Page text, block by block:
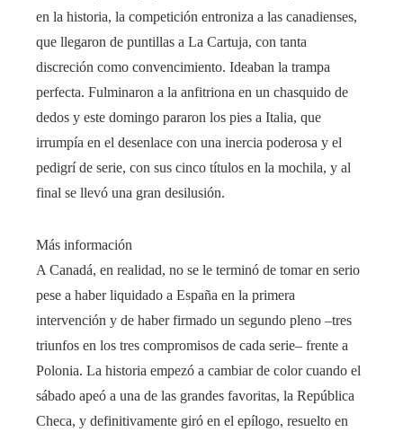
en la historia, la competición entroniza a las canadienses,
que llegaron de puntillas a La Cartuja, con tanta
discreción como convencimiento. Ideaban la trampa
perfecta. Fulminaron a la anfitriona en un chasquido de
dedos y este domingo pararon los pies a Italia, que
irrumpía en el desenlace con una inercia poderosa y el
pedigrí de serie, con sus cinco títulos en la mochila, y al
final se llevó una gran desilusión.
Más información
A Canadá, en realidad, no se le terminó de tomar en serio
pese a haber liquidado a España en la primera
intervención y de haber firmado un segundo pleno –tres
triunfos en los tres compromisos de cada serie– frente a
Polonia. La historia empezó a cambiar de color cuando el
sábado apeó a una de las grandes favoritas, la República
Checa, y definitivamente giró en el epílogo, resuelto en